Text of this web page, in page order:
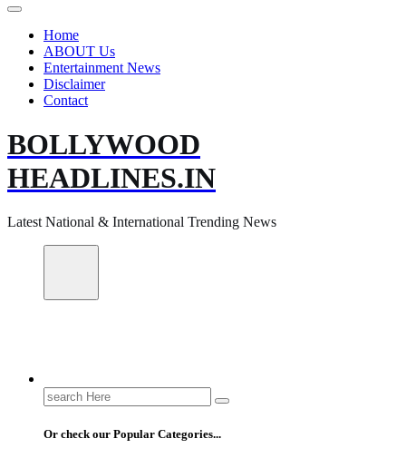
Home
ABOUT Us
Entertainment News
Disclaimer
Contact
BOLLYWOOD
HEADLINES.IN
Latest National & International Trending News
Search
for:
Or check our Popular Categories...